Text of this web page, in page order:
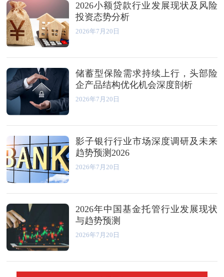
2026小额贷款行业发展现状及风险
投资态势分析
2026年7月20日
储蓄型保险需求持续上行，头部险
企产品结构优化机会深度剖析
2026年7月20日
影子银行行业市场深度调研及未来
趋势预测2026
2026年7月20日
2026年中国基金托管行业发展现状
与趋势预测
2026年7月20日